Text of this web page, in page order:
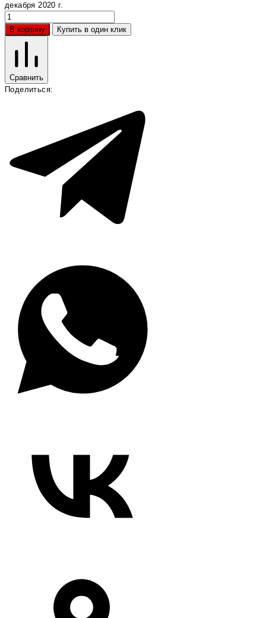
декабря 2020 г.
В корзину Купить в один клик
Сравнить
Поделиться: